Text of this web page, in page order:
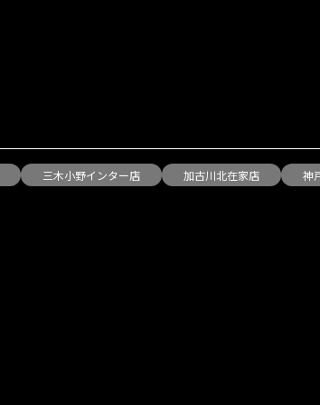
三木小野インター店 加古川北在家店 神